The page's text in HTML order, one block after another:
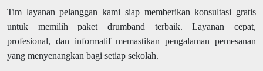
Tim layanan pelanggan kami siap memberikan konsultasi gratis
untuk memilih paket drumband terbaik. Layanan cepat,
profesional, dan informatif memastikan pengalaman pemesanan
yang menyenangkan bagi setiap sekolah.